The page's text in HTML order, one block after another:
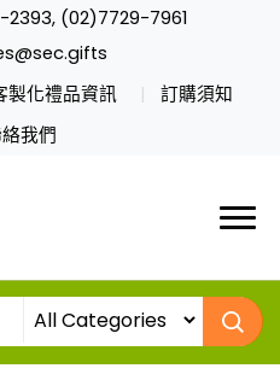
(02)7729-7961
製化禮品資訊
訂購須知
我們